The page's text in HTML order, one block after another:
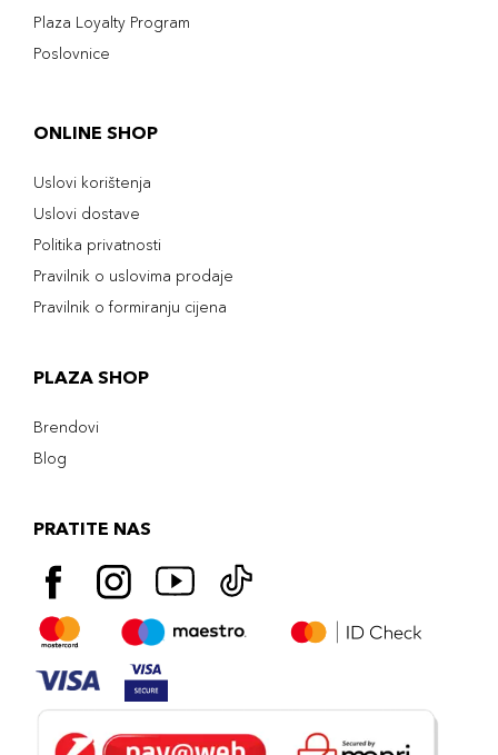
Plaza Loyalty Program
Poslovnice
ONLINE SHOP
Uslovi korištenja
Uslovi dostave
Politika privatnosti
Pravilnik o uslovima prodaje
Pravilnik o formiranju cijena
PLAZA SHOP
Brendovi
Blog
PRATITE NAS